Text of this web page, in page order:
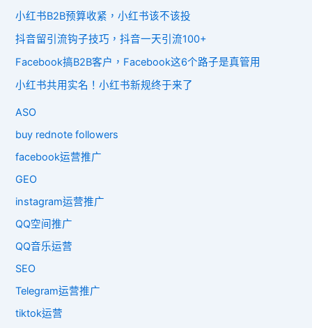
小红书B2B预算收紧，小红书该不该投
抖音留引流钩子技巧，抖音一天引流100+
Facebook搞B2B客户，Facebook这6个路子是真管用
小红书共用实名！小红书新规终于来了
ASO
buy rednote followers
facebook运营推广
GEO
instagram运营推广
QQ空间推广
QQ音乐运营
SEO
Telegram运营推广
tiktok运营